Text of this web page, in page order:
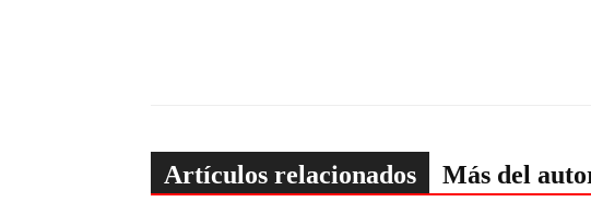
Artículos relacionados Más del